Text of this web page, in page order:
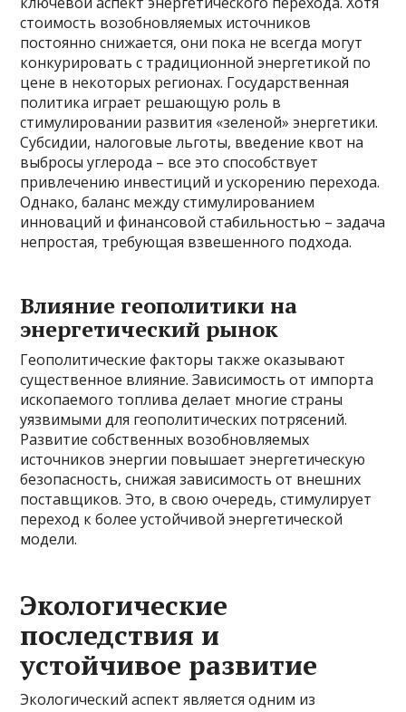
стоимость возобновляемых источников
постоянно снижается, они пока не всегда могут
конкурировать с традиционной энергетикой по
цене в некоторых регионах. Государственная
политика играет решающую роль в
стимулировании развития «зеленой» энергетики.
Субсидии, налоговые льготы, введение квот на
выбросы углерода – все это способствует
привлечению инвестиций и ускорению перехода.
Однако, баланс между стимулированием
инноваций и финансовой стабильностью – задача
непростая, требующая взвешенного подхода.
Влияние геополитики на
энергетический рынок
Геополитические факторы также оказывают
существенное влияние. Зависимость от импорта
ископаемого топлива делает многие страны
уязвимыми для геополитических потрясений.
Развитие собственных возобновляемых
источников энергии повышает энергетическую
безопасность, снижая зависимость от внешних
поставщиков. Это, в свою очередь, стимулирует
переход к более устойчивой энергетической
модели.
Экологические
последствия и
устойчивое развитие
Экологический аспект является одним из